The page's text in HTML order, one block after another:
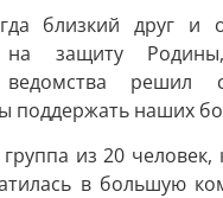
близкий друг и
на защиту
ведомства решил
поддержать наших
из 20
в большую